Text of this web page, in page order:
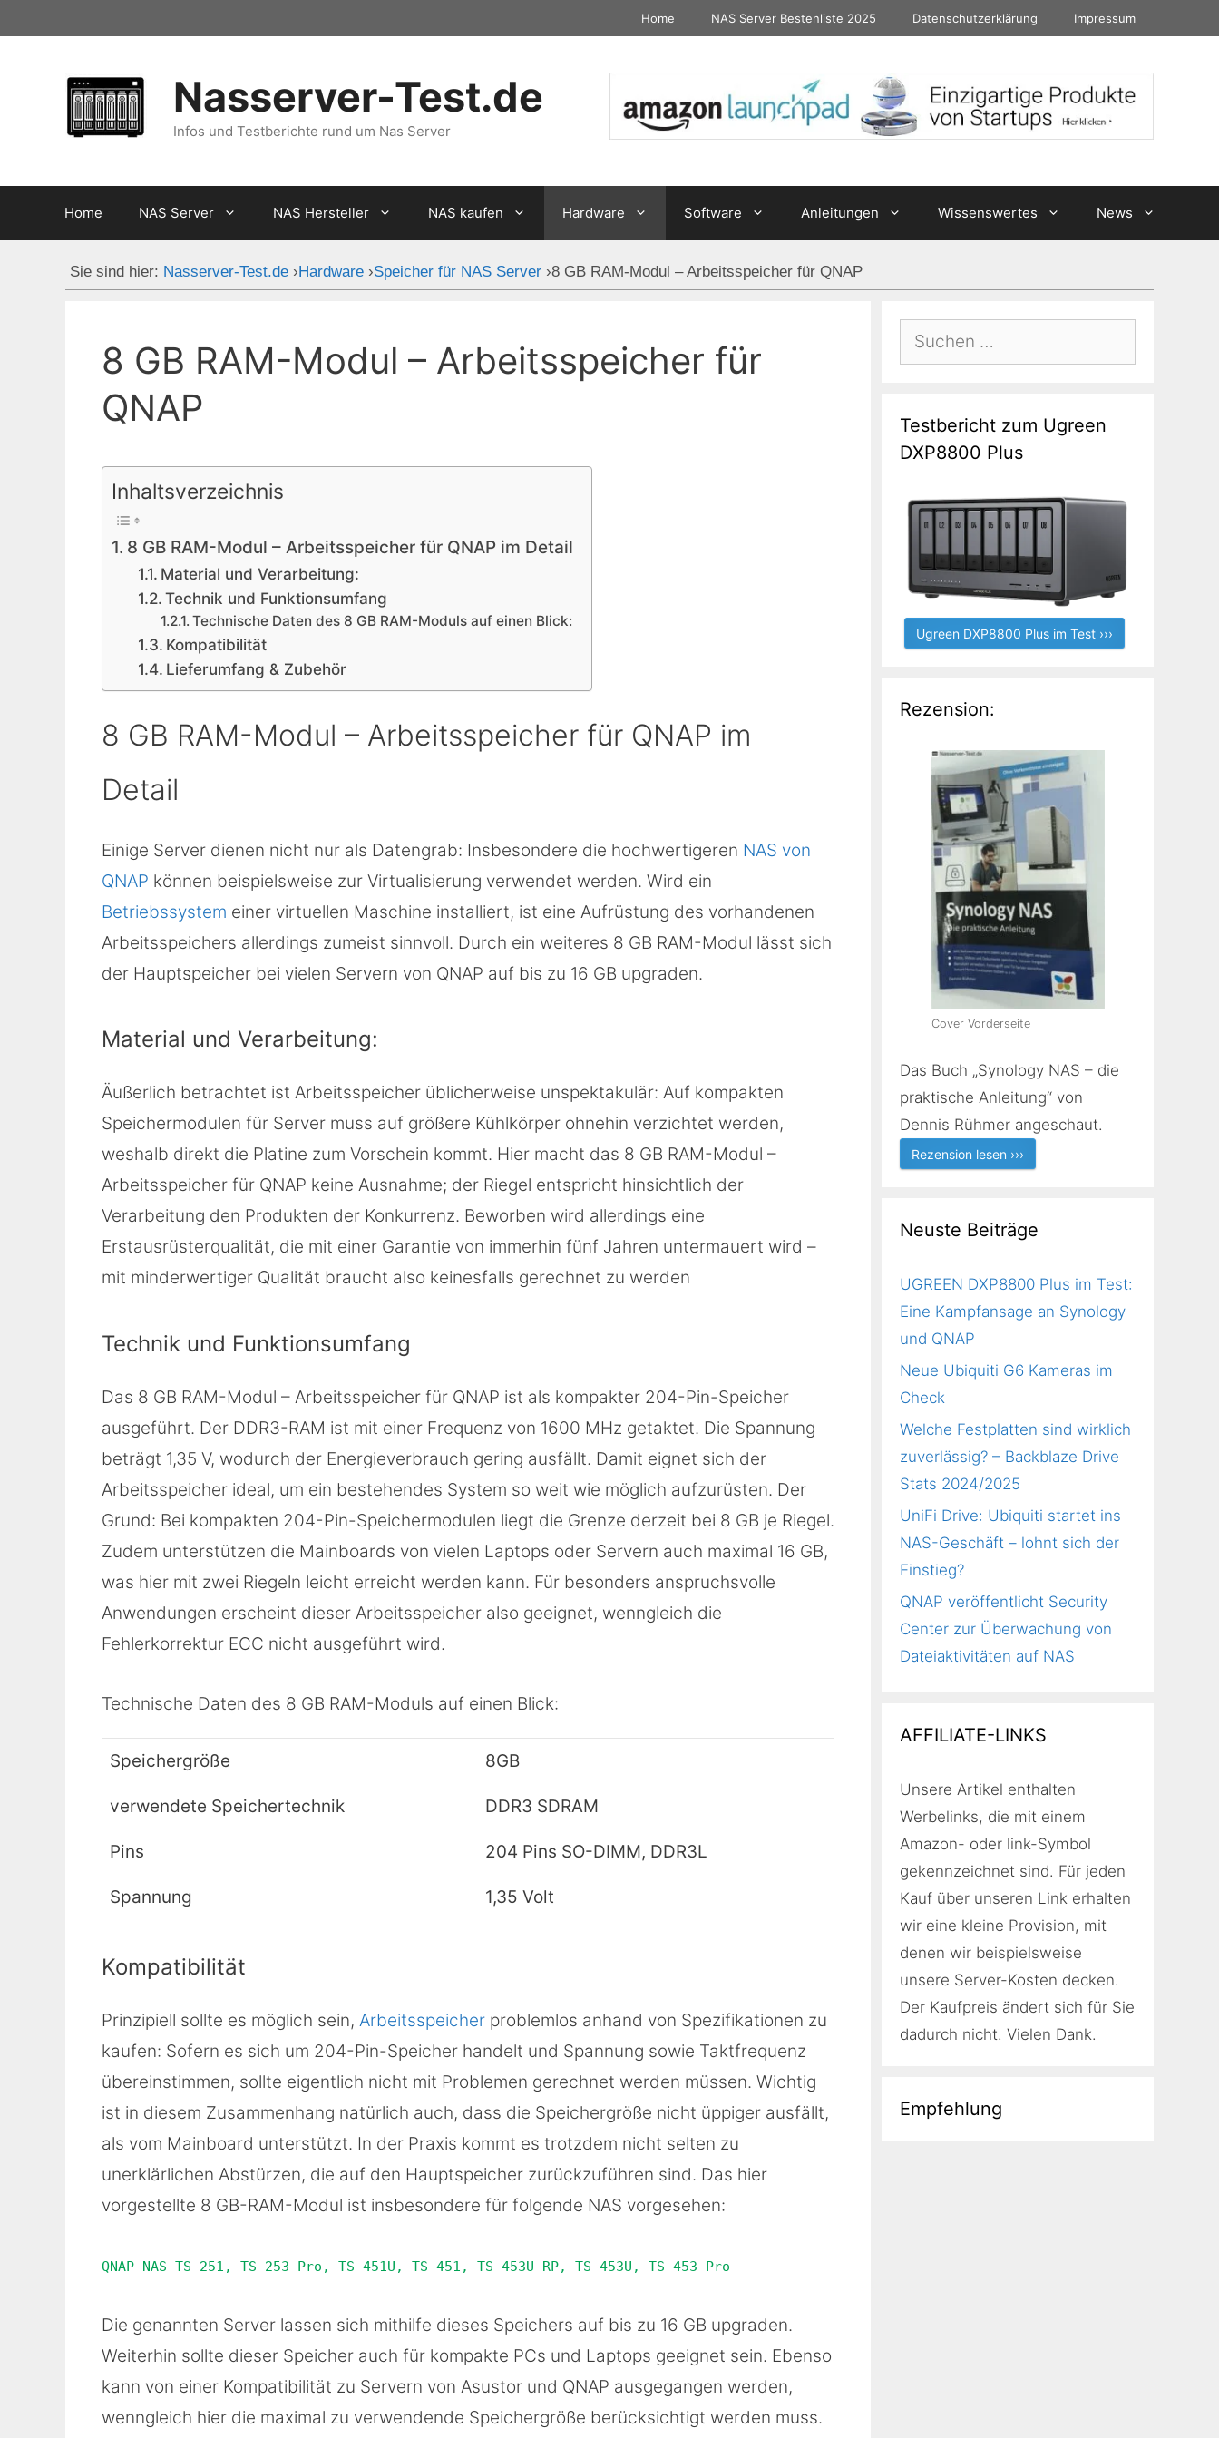
springen
Home NAS Server Bestenliste 2025 Datenschutzerklärung Impressum
Nasserver-Test.de
Infos und Testberichte rund um Nas Server
Home NAS Server NAS Hersteller NAS kaufen Hardware Software Anleitungen Wissenswertes News
Sie sind hier: Nasserver-Test.de › Hardware ›Speicher für NAS Server ›8 GB RAM-Modul – Arbeitsspeicher für QNAP
8 GB RAM-Modul – Arbeitsspeicher für
QNAP
Inhaltsverzeichnis
8 GB RAM-Modul – Arbeitsspeicher für QNAP im Detail
Material und Verarbeitung:
Technik und Funktionsumfang
Technische Daten des 8 GB RAM-Moduls auf einen Blick:
Kompatibilität
Lieferumfang & Zubehör
8 GB RAM-Modul – Arbeitsspeicher für QNAP im
Detail
Einige Server dienen nicht nur als Datengrab: Insbesondere die hochwertigeren NAS von
QNAP können beispielsweise zur Virtualisierung verwendet werden. Wird ein
Betriebssystem einer virtuellen Maschine installiert, ist eine Aufrüstung des vorhandenen
Arbeitsspeichers allerdings zumeist sinnvoll. Durch ein weiteres 8 GB RAM-Modul lässt sich
der Hauptspeicher bei vielen Servern von QNAP auf bis zu 16 GB upgraden.
Material und Verarbeitung:
Äußerlich betrachtet ist Arbeitsspeicher üblicherweise unspektakulär: Auf kompakten
Speichermodulen für Server muss auf größere Kühlkörper ohnehin verzichtet werden,
weshalb direkt die Platine zum Vorschein kommt. Hier macht das 8 GB RAM-Modul –
Arbeitsspeicher für QNAP keine Ausnahme; der Riegel entspricht hinsichtlich der
Verarbeitung den Produkten der Konkurrenz. Beworben wird allerdings eine
Erstausrüsterqualität, die mit einer Garantie von immerhin fünf Jahren untermauert wird –
mit minderwertiger Qualität braucht also keinesfalls gerechnet zu werden
Technik und Funktionsumfang
Das 8 GB RAM-Modul – Arbeitsspeicher für QNAP ist als kompakter 204-Pin-Speicher
ausgeführt. Der DDR3-RAM ist mit einer Frequenz von 1600 MHz getaktet. Die Spannung
beträgt 1,35 V, wodurch der Energieverbrauch gering ausfällt. Damit eignet sich der
Arbeitsspeicher ideal, um ein bestehendes System so weit wie möglich aufzurüsten. Der
Grund: Bei kompakten 204-Pin-Speichermodulen liegt die Grenze derzeit bei 8 GB je Riegel.
Zudem unterstützen die Mainboards von vielen Laptops oder Servern auch maximal 16 GB,
was hier mit zwei Riegeln leicht erreicht werden kann. Für besonders anspruchsvolle
Anwendungen erscheint dieser Arbeitsspeicher also geeignet, wenngleich die
Fehlerkorrektur ECC nicht ausgeführt wird.
Technische Daten des 8 GB RAM-Moduls auf einen Blick:
Speichergröße 8GB
verwendete Speichertechnik DDR3 SDRAM
Pins 204 Pins SO-DIMM, DDR3L
Spannung 1,35 Volt
Kompatibilität
Prinzipiell sollte es möglich sein, Arbeitsspeicher problemlos anhand von Spezifikationen zu
kaufen: Sofern es sich um 204-Pin-Speicher handelt und Spannung sowie Taktfrequenz
übereinstimmen, sollte eigentlich nicht mit Problemen gerechnet werden müssen. Wichtig
ist in diesem Zusammenhang natürlich auch, dass die Speichergröße nicht üppiger ausfällt,
als vom Mainboard unterstützt. In der Praxis kommt es trotzdem nicht selten zu
unerklärlichen Abstürzen, die auf den Hauptspeicher zurückzuführen sind. Das hier
vorgestellte 8 GB-RAM-Modul ist insbesondere für folgende NAS vorgesehen:
QNAP NAS TS-251, TS-253 Pro, TS-451U, TS-451, TS-453U-RP, TS-453U, TS-453 Pro
Die genannten Server lassen sich mithilfe dieses Speichers auf bis zu 16 GB upgraden.
Weiterhin sollte dieser Speicher auch für kompakte PCs und Laptops geeignet sein. Ebenso
kann von einer Kompatibilität zu Servern von Asustor und QNAP ausgegangen werden,
wenngleich hier die maximal zu verwendende Speichergröße berücksichtigt werden muss.
Suchen
nach:
Testbericht zum Ugreen
DXP8800 Plus
Ugreen DXP8800 Plus im Test ›››
Rezension:
Cover Vorderseite
Das Buch „Synology NAS – die
praktische Anleitung“ von
Dennis Rühmer angeschaut.
Rezension lesen ›››
Neuste Beiträge
UGREEN DXP8800 Plus im Test:
Eine Kampfansage an Synology
und QNAP
Neue Ubiquiti G6 Kameras im
Check
Welche Festplatten sind wirklich
zuverlässig? – Backblaze Drive
Stats 2024/2025
UniFi Drive: Ubiquiti startet ins
NAS-Geschäft – lohnt sich der
Einstieg?
QNAP veröffentlicht Security
Center zur Überwachung von
Dateiaktivitäten auf NAS
AFFILIATE-LINKS
Unsere Artikel enthalten
Werbelinks, die mit einem
Amazon- oder link-Symbol
gekennzeichnet sind. Für jeden
Kauf über unseren Link erhalten
wir eine kleine Provision, mit
denen wir beispielsweise
unsere Server-Kosten decken.
Der Kaufpreis ändert sich für Sie
dadurch nicht. Vielen Dank.
Empfehlung